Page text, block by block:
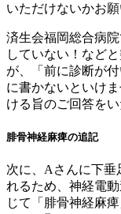
いただけないかお願
済生会福岡総合病
していない！など
が、「前に診断が
に書かないといけ
ける旨のご回答をい
腓骨神経麻痺の追記
次に、Aさんに下垂
れるため、神経電
じて「腓骨神経麻